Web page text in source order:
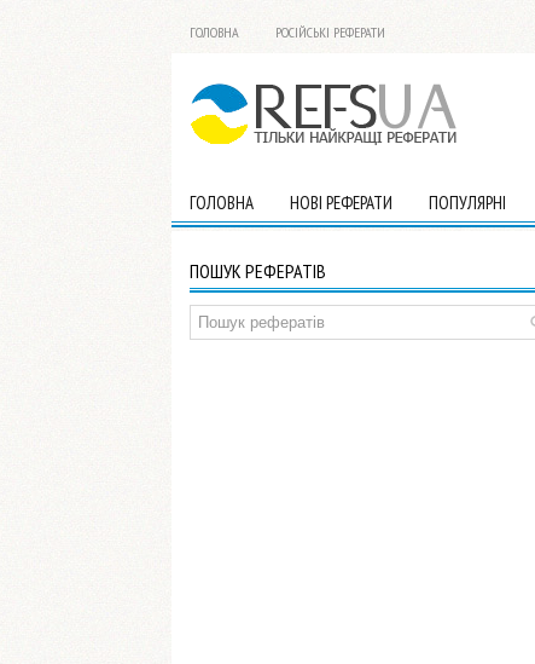
ГОЛОВНА РОСІЙСЬКІ РЕФЕРАТИ
ГОЛОВНА НОВІ РЕФЕРАТИ ПОПУЛЯРНІ
ПОШУК РЕФЕРАТІВ